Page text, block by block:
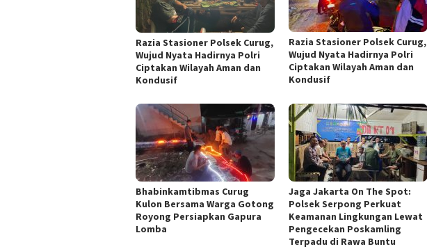
Razia Stasioner Polsek Curug,
Wujud Nyata Hadirnya Polri
Ciptakan Wilayah Aman dan
Kondusif
Razia Stasioner Polsek Curug,
Wujud Nyata Hadirnya Polri
Ciptakan Wilayah Aman dan
Kondusif
Bhabinkamtibmas Curug
Kulon Bersama Warga Gotong
Royong Persiapkan Gapura
Lomba
Jaga Jakarta On The Spot:
Polsek Serpong Perkuat
Keamanan Lingkungan Lewat
Pengecekan Poskamling
Terpadu di Rawa Buntu